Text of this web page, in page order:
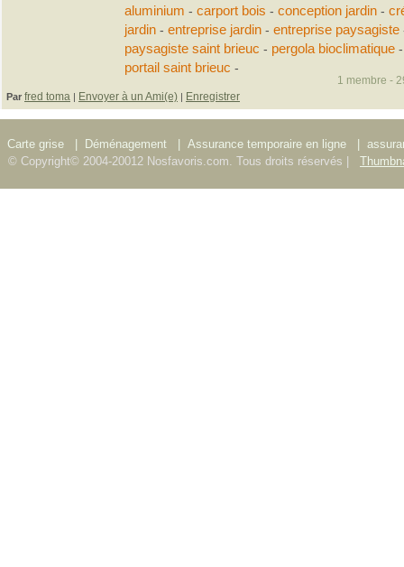
aluminium - carport bois - conception jardin-
jardin- entreprise jardin- entreprise paysagiste
paysagiste saint brieuc - pergola bioclimatique
portail saint brieuc -
Par fred toma | Envoyer à un Ami(e) | Enregistrer
1 membre -
Carte grise Déménagement Assurance temporaire en ligne
© Copyright© 2004-20012 Nosfavoris.com. Tous droits réservés |